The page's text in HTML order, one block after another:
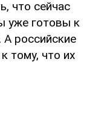
что сейчас
уже готовы к
российские
тому, что их